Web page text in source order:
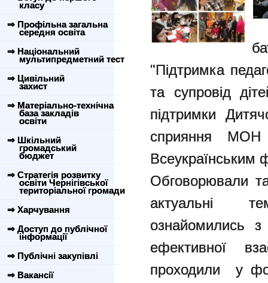
класу
⇒ Профільна загальна
середня освіта
⇒ Національний
мультипредметний тест
⇒ Цивільний
захист
⇒ Матеріально-технічна
база закладів
освіти
⇒ Шкільний
громадський
бюджет
⇒ Стратегія розвитку
освіти Чернігівської
територіальної громади
⇒ Харчування
⇒ Доступ до публічної
інформації
⇒ Публічні закупівлі
⇒ Вакансії
"Підтримка
та супровід
підтримки
сприяння МОН
Всеукраїнським
Обговорювали
актуальні
ознайомились з
ефективної
проходили у